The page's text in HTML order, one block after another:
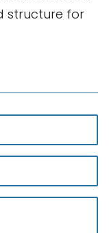
structure for